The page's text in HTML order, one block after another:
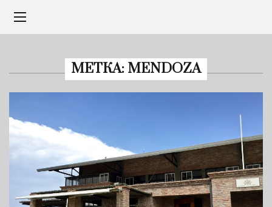
МЕТКА: MENDOZA